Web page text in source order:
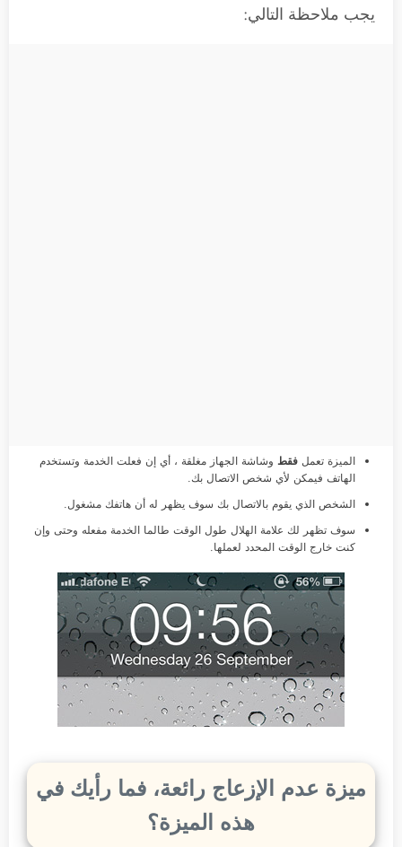
يجب ملاحظة التالي:
الميزة تعمل فقط وشاشة الجهاز مغلقة ، أي إن فعلت الخدمة وتستخدم
الهاتف فيمكن لأي شخص الاتصال بك.
الشخص الذي يقوم بالاتصال بك سوف يظهر له أن هاتفك مشغول.
سوف تظهر لك علامة الهلال طول الوقت طالما الخدمة مفعله وحتى وإن
كنت خارج الوقت المحدد لعملها.
ميزة عدم الإزعاج رائعة، فما رأيك في
هذه الميزة؟